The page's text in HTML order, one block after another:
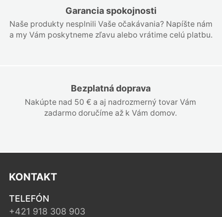
Garancia spokojnosti
Naše produkty nesplnili Vaše očakávania? Napíšte nám
a my Vám poskytneme zľavu alebo vrátime celú platbu.
Bezplatná doprava
Nakúpte nad 50 € a aj nadrozmerný tovar Vám
zadarmo doručíme až k Vám domov.
KONTAKT
TELEFÓN
+421 918 308 903